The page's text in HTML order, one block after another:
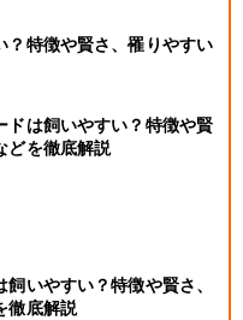
？特徴や賢さ、罹りやすい
ドは飼いやすい？特徴や賢
どを徹底解説
いやすい？特徴や賢さ、
徹底解説